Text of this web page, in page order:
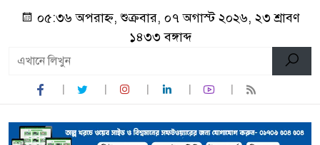
০৫:৩৬ অপরাহ্ন, শুক্রবার, ০৭ অগাস্ট ২০২৬, ২৩ শ্রাবণ
১৪৩৩ বঙ্গাব্দ